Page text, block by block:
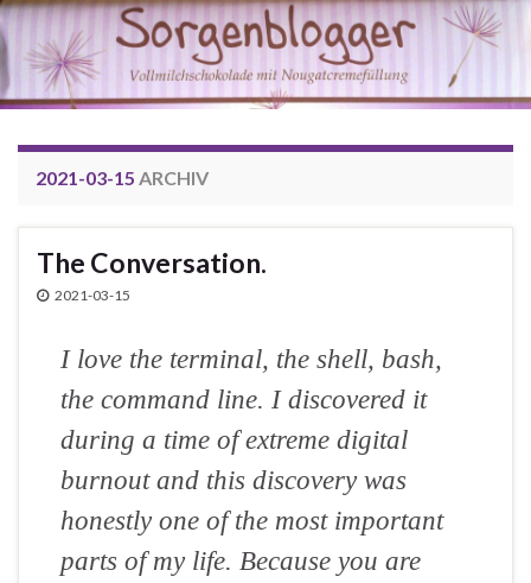
2021-03-15 ARCHIV
The Conversation.
2021-03-15
I love the terminal, the shell, bash,
the command line. I discovered it
during a time of extreme digital
burnout and this discovery was
honestly one of the most important
parts of my life. Because you are